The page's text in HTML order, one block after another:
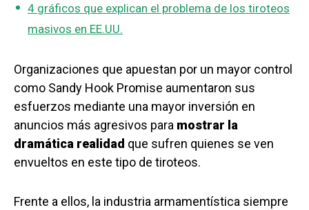
4 gráficos que explican el problema de los tiroteos
masivos en EE.UU.
Organizaciones que apuestan por un mayor control
como Sandy Hook Promise aumentaron sus
esfuerzos mediante una mayor inversión en
anuncios más agresivos para mostrar la
dramática realidad que sufren quienes se ven
envueltos en este tipo de tiroteos.
Frente a ellos, la industria armamentística siempre